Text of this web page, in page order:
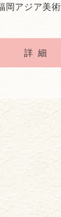
岡アジア美
詳細